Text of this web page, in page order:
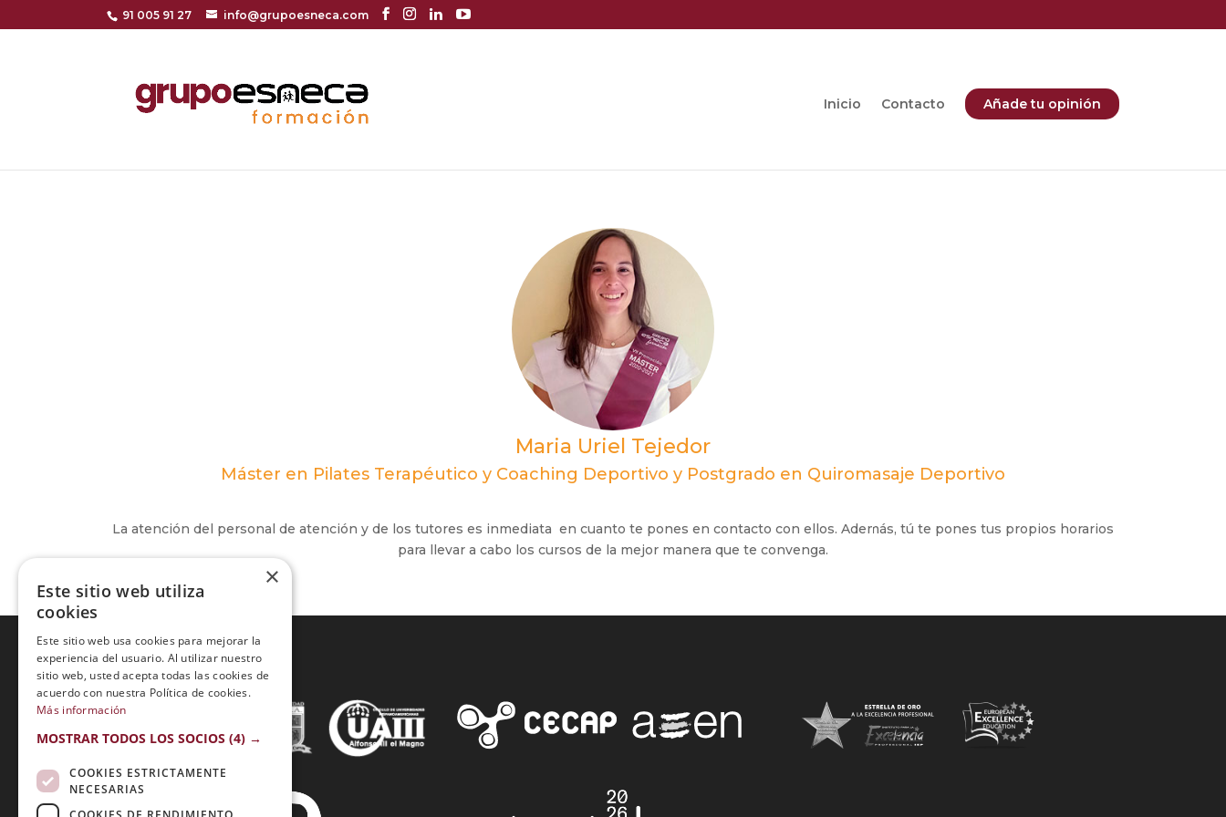
91 005 91 27 info@grupoesneca.com
Inicio Contacto Añade tu opinión
Maria Uriel Tejedor
Máster en Pilates Terapéutico y Coaching Deportivo y Postgrado en Quiromasaje Deportivo
La atención del personal de atención y de los tutores es inmediata en cuanto te pones en contacto con ellos. Además, tú te pones tus propios horarios
para llevar a cabo los cursos de la mejor manera que te convenga.
Acreditaciones:
×
Este sitio web utiliza
cookies
Este sitio web usa cookies para mejorar la
experiencia del usuario. Al utilizar nuestro
sitio web, usted acepta todas las cookies de
acuerdo con nuestra Política de cookies.
Más información
MOSTRAR TODOS LOS SOCIOS (4) →
COOKIES ESTRICTAMENTE
NECESARIAS